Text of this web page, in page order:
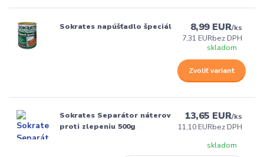
Sokrates napúšťadlo špeciál 8,99 EUR/ks
7,31 EURbez DPH
skladom
Zvoliť variant
Sokrates Separátor náterov
proti zlepeniu 500g
13,65 EUR/ks
11,10 EURbez DPH
skladom